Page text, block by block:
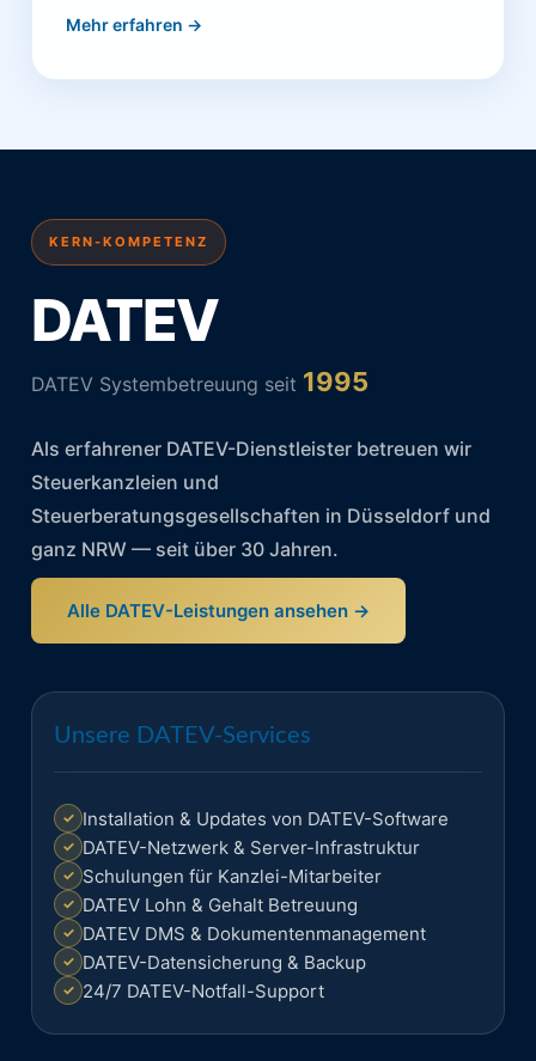
Mehr erfahren →
KERN-KOMPETENZ
DATEV
DATEV Systembetreuung seit 1995
Als erfahrener DATEV-Dienstleister betreuen wir
Steuerkanzleien und
Steuerberatungsgesellschaften in Düsseldorf und
ganz NRW — seit über 30 Jahren.
Alle DATEV-Leistungen ansehen →
Unsere DATEV-Services
Installation & Updates von DATEV-Software
DATEV-Netzwerk & Server-Infrastruktur
Schulungen für Kanzlei-Mitarbeiter
DATEV Lohn & Gehalt Betreuung
DATEV DMS & Dokumentenmanagement
DATEV-Datensicherung & Backup
24/7 DATEV-Notfall-Support